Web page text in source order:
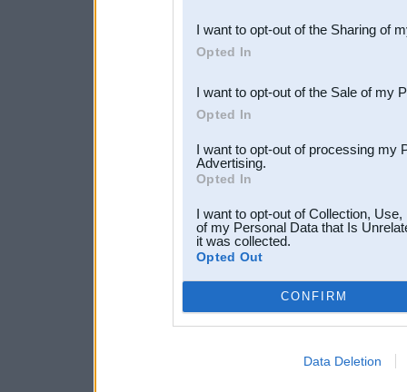
Downstream Participants
third parties.
I want to opt-out of the Sharing of
Opted In
I want to opt-out of the Sale of my
Opted In
I want to opt-out of processing my
Advertising.
Opted In
I want to opt-out of Collection,
of my Personal Data that Is
it was collected.
Opted Out
CONFIRM
Data Deletion